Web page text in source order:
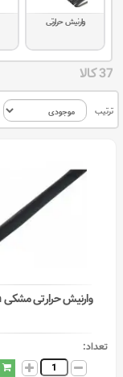
وارنیش حرارتی
37 کالا
ترتیب
وارنیش حرارتی مشکی 2.5mm
تعداد: